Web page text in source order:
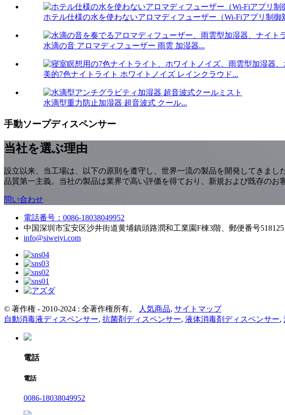
ホテル仕様の水を使わないアロマディフューザー（Wi-Fiアプリ制御
水滴の音 アロマディフューザー 雨雲 加湿器...
美的7色ナイトライト ホワイトノイズ レインクラウド...
水滴型重力防止加湿器 超音波式 クール...
手動ソープディスペンサー
当社を選ぶ理由
設立以来、当工場は、以下の原則を遵守し、世界一流の製品を開発してきました
品質第一主義。当社の製品は業界で高い評価を得ており、新規および既存のお
問い合わせ
電話番号：0086-18038049952
中国深圳市宝安区沙井街道黄埔鎮頭路潤和工業園F棟3階、郵便番号518125
info@siweiyi.com
© 著作権 - 2010-2024 : 全著作権所有。 人気商品, サイトマップ
自動消毒液ディスペンサー, 抗菌剤ディスペンサー, 液体消毒剤ディスペンサー,
電話
電話
0086-18038049952